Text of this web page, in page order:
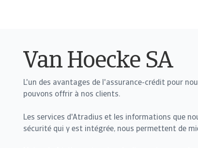
Van Hoecke SA
L'un des avantages de l'assurance-crédit pour
pouvons offrir à nos clients.
Les services d'Atradius et les informations que
sécurité qui y est intégrée, nous permettent de